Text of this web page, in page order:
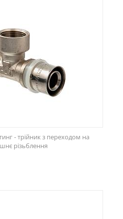
- трійник з переходом на
різьблення